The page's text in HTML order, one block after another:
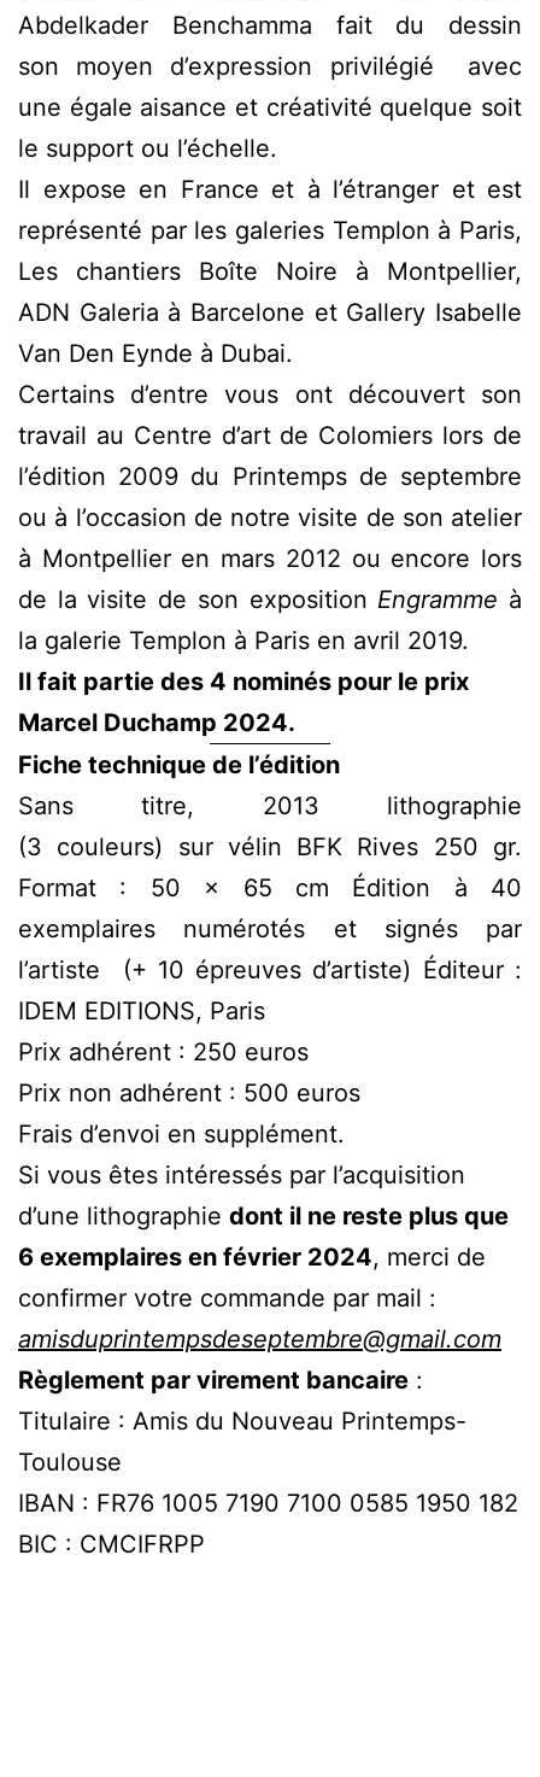
Abdelkader Benchamma fait du dessin
son moyen d’expression privilégié avec
une égale aisance et créativité quelque soit
le support ou l’échelle.
Il expose en France et à l’étranger et est
représenté par les galeries Templon à Paris,
Les chantiers Boîte Noire à Montpellier,
ADN Galeria à Barcelone et Gallery Isabelle
Van Den Eynde à Dubai.
Certains d’entre vous ont découvert son
travail au Centre d’art de Colomiers lors de
l’édition 2009 du Printemps de septembre
ou à l’occasion de notre visite de son atelier
à Montpellier en mars 2012 ou encore lors
de la visite de son exposition Engramme à
la galerie Templon à Paris en avril 2019.
Il fait partie des 4 nominés pour le prix
Marcel Duchamp 2024.
Fiche technique de l’édition
Sans titre, 2013 lithographie
(3 couleurs) sur vélin BFK Rives 250 gr.
Format : 50 x 65 cm Édition à 40
exemplaires numérotés et signés par
l’artiste (+ 10 épreuves d’artiste) Éditeur :
IDEM EDITIONS, Paris
Prix adhérent : 250 euros
Prix non adhérent : 500 euros
Frais d’envoi en supplément.
Si vous êtes intéressés par l’acquisition
d’une lithographie dont il ne reste plus que
6 exemplaires en février 2024, merci de
confirmer votre commande par mail :
amisduprintempsdeseptembre@gmail.com
Règlement par virement bancaire :
Titulaire : Amis du Nouveau Printemps-
Toulouse
IBAN : FR76 1005 7190 7100 0585 1950 182
BIC : CMCIFRPP